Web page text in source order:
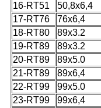
16-RT51
50,8x6,4
17-RT76
76x6,4
18-RT80
89x3.2
19-RT89
89x3.2
20-RT89
89x5.0
21-RT89
89x6,4
22-RT99
99x5.0
23-RT99
99x6,4